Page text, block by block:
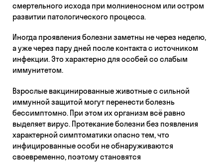
смертельного исхода при молниеносном или остром
развитии патологического процесса.
Иногда проявления болезни заметны не через неделю,
а уже через пару дней после контакта с источником
инфекции. Это характерно для особей со слабым
иммунитетом.
Взрослые вакцинированные животные с сильной
иммунной защитой могут перенести болезнь
бессимптомно. При этом их организм всё равно
выделяет вирус. Протекание болезни без появления
характерной симптоматики опасно тем, что
инфицированные особи не обнаруживаются
своевременно, поэтому становятся